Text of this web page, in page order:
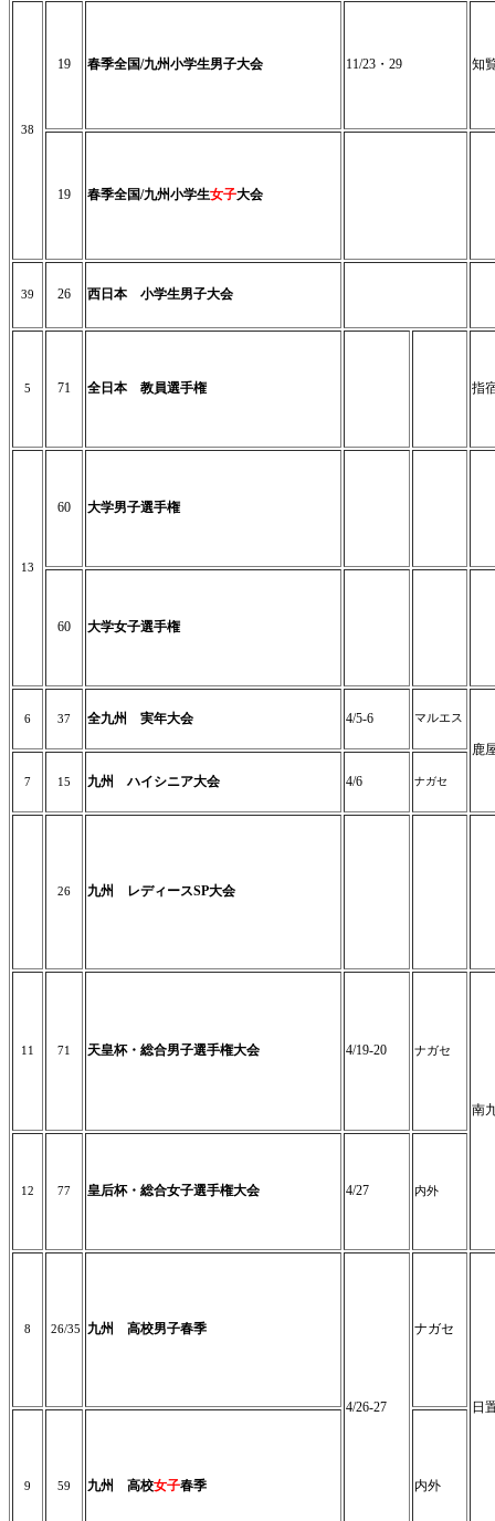
38
19 春季全国/九州小学生男子大会 11/23・29 知
19 春季全国/九州小学生女子大会
39 26 西日本 小学生男子大会
5 71 全日本 教員選手権 指
13
60 大学男子選手権
60 大学女子選手権
6 37 全九州 実年大会 4/5-6 マルエス
鹿
7 15 九州 ハイシニア大会 4/6 ナガセ
26 九州 レディースSP大会
11 71 天皇杯・総合男子選手権大会 4/19-20 ナガセ
南
12 77 皇后杯・総合女子選手権大会 4/27 内外
8 26/35 九州 高校男子春季
4/26-27
ナガセ
日
9 59 九州 高校女子春季 内外